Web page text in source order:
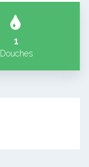
1
Douches